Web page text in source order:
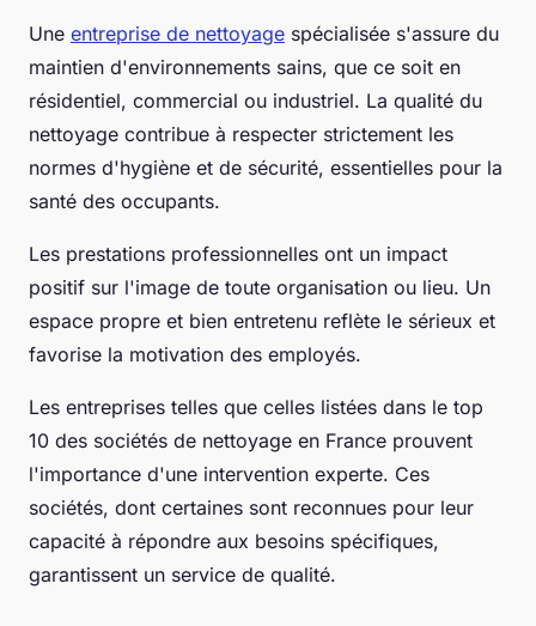
Une entreprise de nettoyage spécialisée s'assure du
maintien d'environnements sains, que ce soit en
résidentiel, commercial ou industriel. La qualité du
nettoyage contribue à respecter strictement les
normes d'hygiène et de sécurité, essentielles pour la
santé des occupants.
Les prestations professionnelles ont un impact
positif sur l'image de toute organisation ou lieu. Un
espace propre et bien entretenu reflète le sérieux et
favorise la motivation des employés.
Les entreprises telles que celles listées dans le top
10 des sociétés de nettoyage en France prouvent
l'importance d'une intervention experte. Ces
sociétés, dont certaines sont reconnues pour leur
capacité à répondre aux besoins spécifiques,
garantissent un service de qualité.